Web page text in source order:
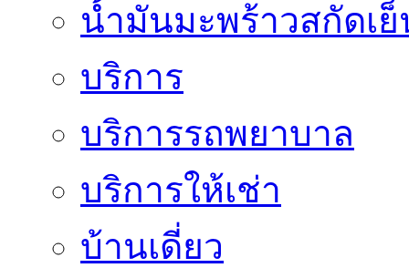
น้ำมันมะพร้าวสกัดเ
บริการ
บริการรถพยาบาล
บริการให้เช่า
บ้านเดี่ยว